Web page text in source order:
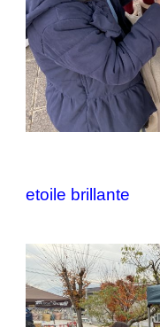
etoile brillante